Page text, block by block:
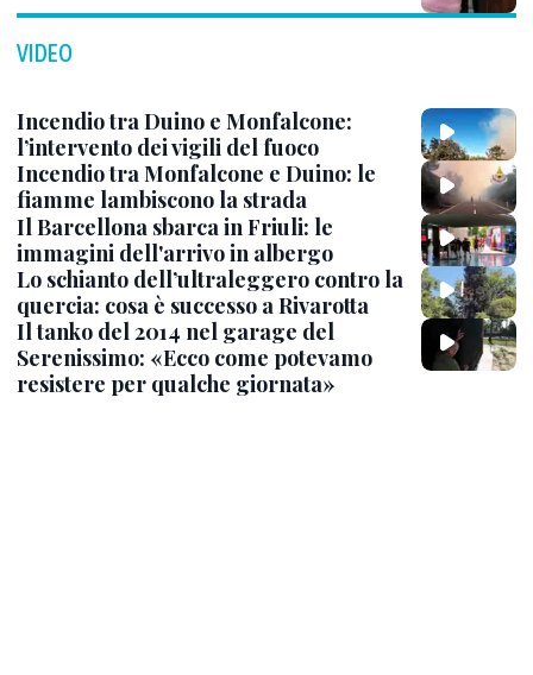
VIDEO
Incendio tra Duino e Monfalcone:
l’intervento dei vigili del fuoco
Incendio tra Monfalcone e Duino: le
fiamme lambiscono la strada
Il Barcellona sbarca in Friuli: le
immagini dell'arrivo in albergo
Lo schianto dell’ultraleggero contro la
quercia: cosa è successo a Rivarotta
Il tanko del 2014 nel garage del
Serenissimo: «Ecco come potevamo
resistere per qualche giornata»